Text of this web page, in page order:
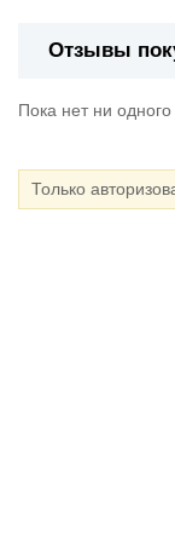
Отзывы
Пока нет ни
Только